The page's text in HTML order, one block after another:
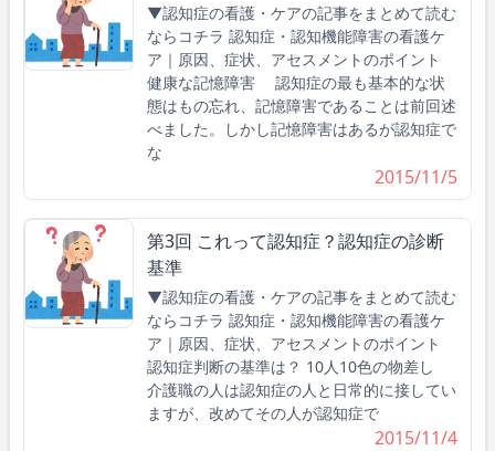
▼認知症の看護・ケアの記事をまとめて読む
ならコチラ 認知症・認知機能障害の看護ケ
ア｜原因、症状、アセスメントのポイント
健康な記憶障害 認知症の最も基本的な状
態はもの忘れ、記憶障害であることは前回述
べました。しかし記憶障害はあるが認知症で
な
2015/11/5
第3回 これって認知症？認知症の診断
基準
▼認知症の看護・ケアの記事をまとめて読む
ならコチラ 認知症・認知機能障害の看護ケ
ア｜原因、症状、アセスメントのポイント
認知症判断の基準は？ 10人10色の物差し
介護職の人は認知症の人と日常的に接してい
ますが、改めてその人が認知症で
2015/11/4